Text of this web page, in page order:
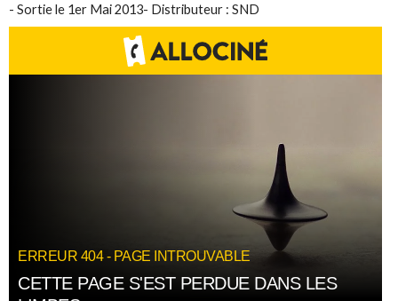
- Sortie le 1er Mai 2013- Distributeur : SND